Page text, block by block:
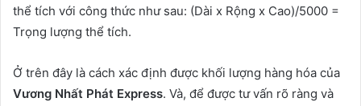
thể tích với công thức như sau: (Dài x Rộng x Cao)/5000 =
Trọng lượng thể tích.
Ở trên đây là cách xác định được khối lượng hàng hóa của
Vương Nhất Phát Express. Và, để được tư vấn rõ ràng và